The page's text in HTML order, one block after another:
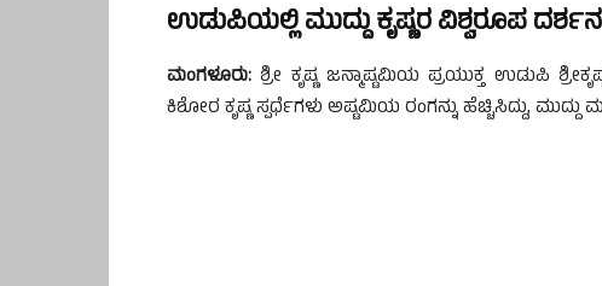
ಉಡುಪಿಯಲ್ಲಿ ಮುದ್ದು ಕೃಷ್ಣರ ವಿಶ್ವರೂಪ
ಮಂಗಳೂರು: ಶ್ರೀ ಕೃಷ್ಣ ಜನ್ಮಾಷ್ಟಮಿಯ ಪ್ರಯುಕ್ತ ಉಡುಪಿ
ಕಿಶೋರ ಕೃಷ್ಣ ಸ್ಪರ್ಧೆಗಳು ಅಷ್ಟಮಿಯ ರಂಗನ್ನು ಹೆಚ್ಚಿಸಿದ್ದು,